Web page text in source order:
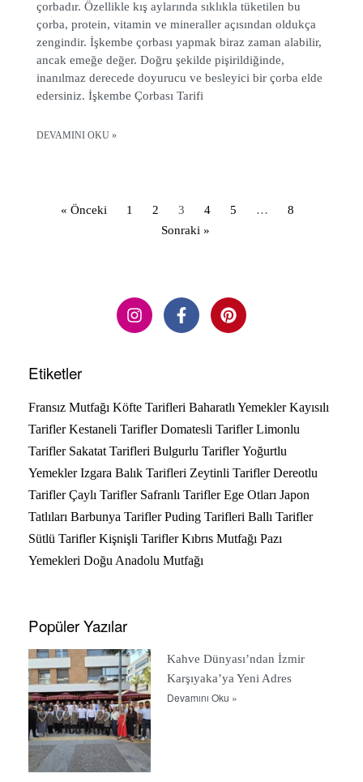
çorbadır. Özellikle kış aylarında sıklıkla tüketilen bu
çorba, protein, vitamin ve mineraller açısından oldukça
zengindir. İşkembe çorbası yapmak biraz zaman alabilir,
ancak emeğe değer. Doğru şekilde pişirildiğinde,
inanılmaz derecede doyurucu ve besleyici bir çorba elde
edersiniz. İşkembe Çorbası Tarifi
DEVAMINI OKU »
« Önceki 1 2 3 4 5 …
8
Sonraki »
Etiketler
Fransız Mutfağı Köfte Tarifleri Baharatlı Yemekler Kayısılı
Tarifler Kestaneli Tarifler Domatesli Tarifler Limonlu
Tarifler Sakatat Tarifleri Bulgurlu Tarifler Yoğurtlu
Yemekler Izgara Balık Tarifleri Zeytinli Tarifler Dereotlu
Tarifler Çaylı Tarifler Safranlı Tarifler Ege Otları Japon
Tatlıları Barbunya Tarifler Puding Tarifleri Ballı Tarifler
Sütlü Tarifler Kişnişli Tarifler Kıbrıs Mutfağı Pazı
Yemekleri Doğu Anadolu Mutfağı
Popüler Yazılar
Kahve Dünyası’ndan İzmir
Karşıyaka’ya Yeni Adres
Devamını Oku »